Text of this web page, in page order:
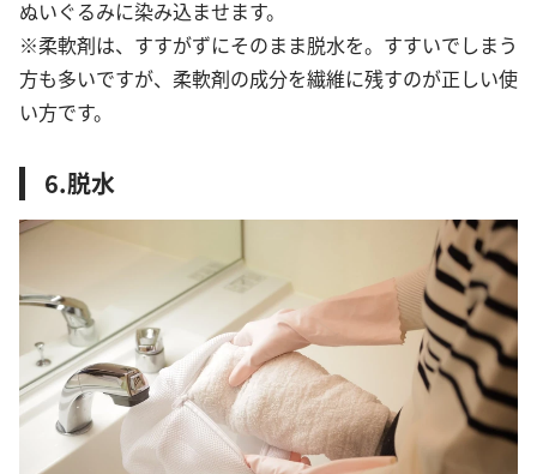
ぬいぐるみに染み込ませます。
※柔軟剤は、すすがずにそのまま脱水を。すすいでしまう
方も多いですが、柔軟剤の成分を繊維に残すのが正しい使
い方です。
6.脱水